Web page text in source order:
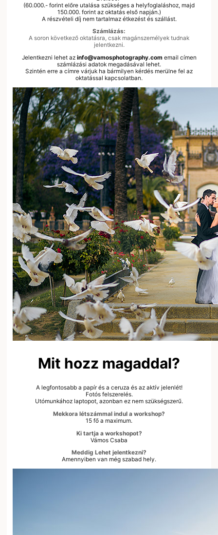
(60.000.- forint előre utalása szükséges a helyfoglaláshoz, majd
150.000. forint az oktatás első napján.)
A részvételi díj nem tartalmaz étkezést és szállást.
Számlázás:
A soron következő oktatásra, csak magánszemélyek tudnak
jelentkezni.
Jelentkezni lehet azinfo@vamosphotography.comemail címen
számlázási adatok megadásával lehet.
Szintén erre a címre várjuk ha bármilyen kérdés merülne fel az
oktatással kapcsolatban.
Mit hozz magaddal?
A legfontosabb a papír és a ceruza és az aktív jelenlét!
Fotós felszerelés.
Utómunkához laptopot, azonban ez nem szükségszerű.
Mekkora létszámmal indul a workshop?
15 fő a maximum.
Ki tartja a workshopot?
Vámos Csaba
Meddig Lehet jelentkezni?
Amennyiben van még szabad hely.